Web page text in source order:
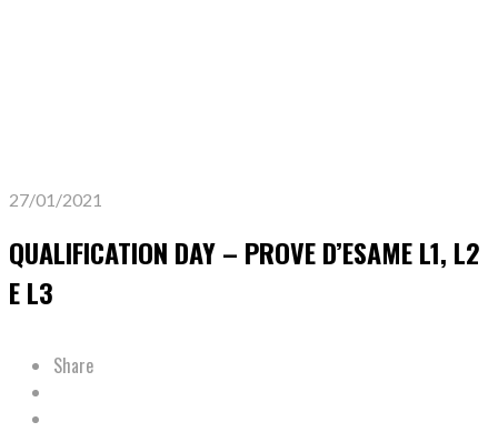
27/01/2021
QUALIFICATION DAY – PROVE D’ESAME L1, L2
E L3
Share